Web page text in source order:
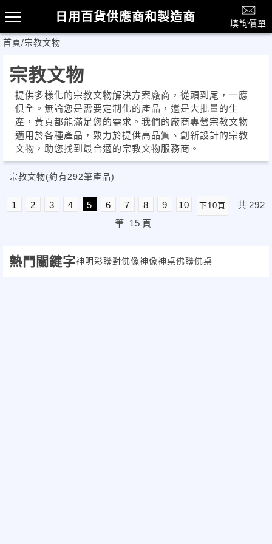
日用百貨供應商和製造商
填詢價單
首頁/宗教文物
宗教文物
提供多樣化的宗教文物解決方案廠商，從頭到尾，一應
俱全。無論您是需要定制化的產品，還是大批量的生
產，黃頁都能滿足您的需求。我們的廠商專營宗教文物
適用於各種產品，致力於提供高品質、創新設計的宗教
文物，助您找到最合適的宗教文物服務商。
宗教文物(約有292筆產品)
1 2 3 4 5 6 7 8 9 10 下10頁 共 292
筆 15 頁
熱門關鍵字神明彩聯對佛像神像神桌佛聯佛桌